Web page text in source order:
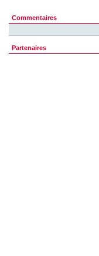
Commentaires
Partenaires